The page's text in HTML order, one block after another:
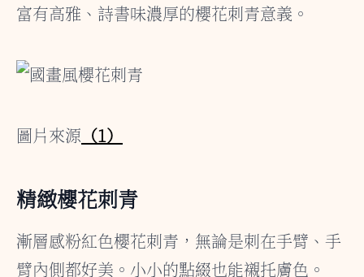
富有高雅、詩書味濃厚的櫻花刺青意義。
圖片來源 （1）
精緻櫻花刺青
漸層感粉紅色櫻花刺青，無論是刺在手臂、手
臂內側都好美。小小的點綴也能襯托膚色。